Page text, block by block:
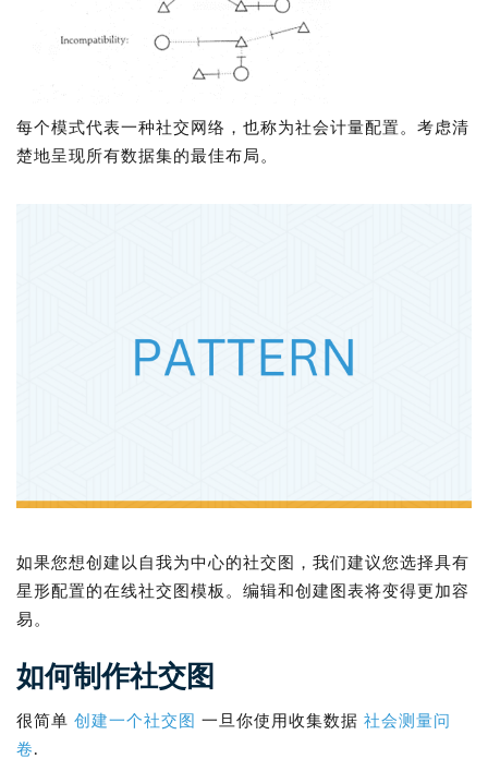
每个模式代表一种社交网络，也称为社会计量配置。考虑清
楚地呈现所有数据集的最佳布局。
如果您想创建以自我为中心的社交图，我们建议您选择具有
星形配置的在线社交图模板。编辑和创建图表将变得更加容
易。
如何制作社交图
很简单 创建一个社交图 一旦你使用收集数据 社会测量问
卷 .